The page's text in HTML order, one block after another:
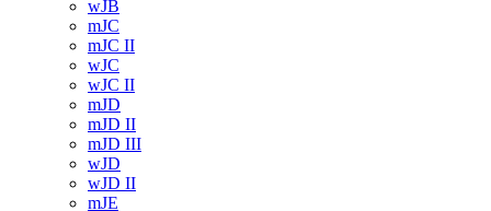
wJB
mJC
mJC II
wJC
wJC II
mJD
mJD II
mJD III
wJD
wJD II
mJE